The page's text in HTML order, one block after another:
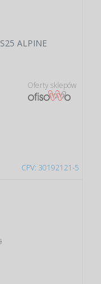
CPV: 30192121-5
ALPINE
Oferty sklepów